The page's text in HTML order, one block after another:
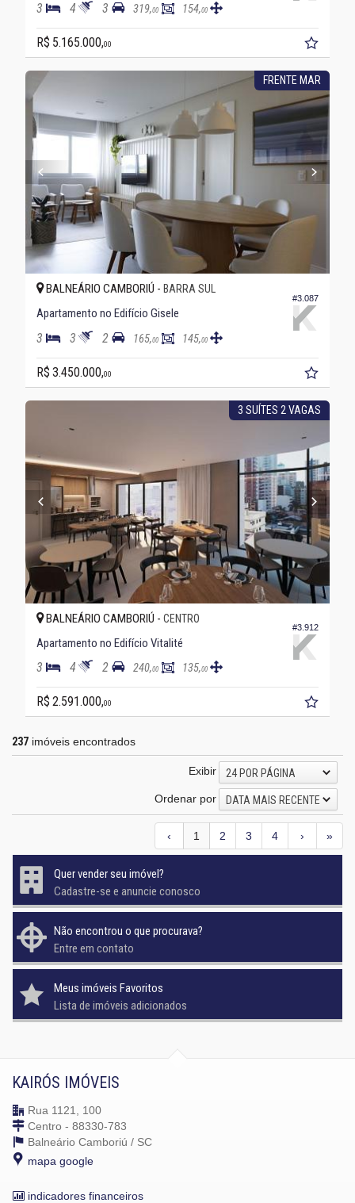
3 4 3 319,00 154,00
R$ 5.165.000,00
FRENTE MAR
#3.087
BALNEÁRIO CAMBORIÚ - BARRA SUL
Apartamento no Edifício Gisele
3 3 2 165,00 145,00
R$ 3.450.000,00
3 SUÍTES 2 VAGAS
#3.912
BALNEÁRIO CAMBORIÚ - CENTRO
Apartamento no Edifício Vitalité
3 4 2 240,00 135,00
R$ 2.591.000,00
237 imóveis encontrados
Exibir
24 POR PÁGINA
Ordenar por
DATA MAIS RECENTE
‹ 1 2 3 4 › »
Quer vender seu imóvel?
Cadastre-se e anuncie conosco
Não encontrou o que procurava?
Entre em contato
Meus imóveis Favoritos
Lista de imóveis adicionados
KAIRÓS IMÓVEIS
Rua 1121, 100
Centro - 88330-783
Balneário Camboriú / SC
mapa google
indicadores financeiros